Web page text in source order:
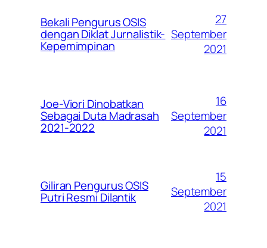
Bekali Pengurus OSIS
dengan Diklat Jurnalistik-
Kepemimpinan
27
September
2021
Joe-Viori Dinobatkan
Sebagai Duta Madrasah
2021-2022
16
September
2021
Giliran Pengurus OSIS
Putri Resmi Dilantik
15
September
2021